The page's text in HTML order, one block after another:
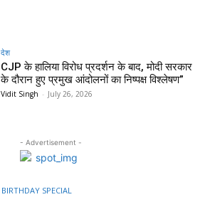
देश
CJP के हालिया विरोध प्रदर्शन के बाद, मोदी सरकार
के दौरान हुए प्रमुख आंदोलनों का निष्पक्ष विश्लेषण”
Vidit Singh - July 26, 2026
- Advertisement -
BIRTHDAY SPECIAL